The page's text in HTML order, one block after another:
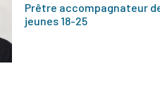
Prêtre accompagnateur
jeunes 18-25